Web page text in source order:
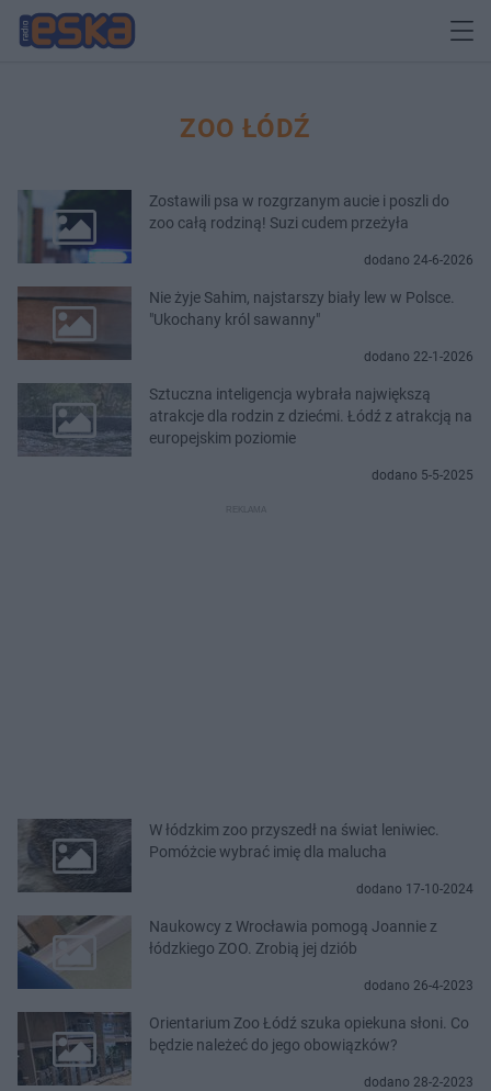
ZOO ŁÓDŹ
Zostawili psa w rozgrzanym aucie i poszli do
zoo całą rodziną! Suzi cudem przeżyła
dodano 24-6-2026
Nie żyje Sahim, najstarszy biały lew w Polsce.
"Ukochany król sawanny"
dodano 22-1-2026
Sztuczna inteligencja wybrała największą
atrakcje dla rodzin z dziećmi. Łódź z atrakcją na
europejskim poziomie
dodano 5-5-2025
W łódzkim zoo przyszedł na świat leniwiec.
Pomóżcie wybrać imię dla malucha
dodano 17-10-2024
Naukowcy z Wrocławia pomogą Joannie z
łódzkiego ZOO. Zrobią jej dziób
dodano 26-4-2023
Orientarium Zoo Łódź szuka opiekuna słoni. Co
będzie należeć do jego obowiązków?
dodano 28-2-2023